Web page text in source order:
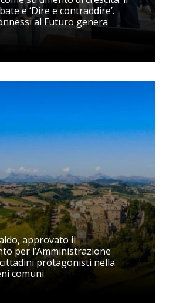
e ‘Dire e contraddire’.
al Futuro genera
approvato il
per l’Amministrazione
protagonisti nella
comuni